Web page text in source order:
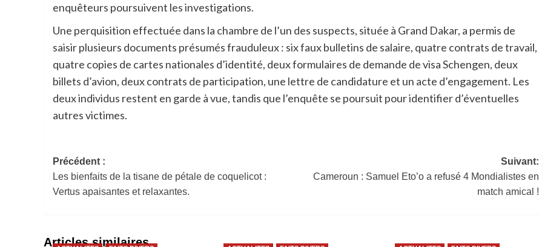
enquêteurs poursuivent les investigations.
Une perquisition effectuée dans la chambre de l’un des suspects, située à Grand Dakar, a permis de
saisir plusieurs documents présumés frauduleux : six faux bulletins de salaire, quatre contrats de travail,
quatre copies de cartes nationales d’identité, deux formulaires de demande de visa Schengen, deux
billets d’avion, deux contrats de participation, une lettre de candidature et un acte d’engagement. Les
deux individus restent en garde à vue, tandis que l’enquête se poursuit pour identifier d’éventuelles
autres victimes.
Navigation
d’article
Précédent :
Les bienfaits de la tisane de pétale de coquelicot :
Vertus apaisantes et relaxantes.
Suivant:
Cameroun : Samuel Eto’o a refusé 4 Mondialistes en
match amical !
Articles similaires